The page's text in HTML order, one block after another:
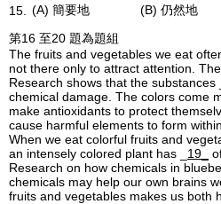
15. (A) 簡要地 (B) 仍然地
第16 至20 題為題組
The fruits and vegetables we eat
not there only to attract attention.
Research shows that the substances _
chemical damage. The colors come
make antioxidants to protect
cause harmful elements to form
When we eat colorful fruits and
an intensely colored plant has _ 19_
Research on how chemicals in
chemicals may help our own brains
fruits and vegetables makes us both